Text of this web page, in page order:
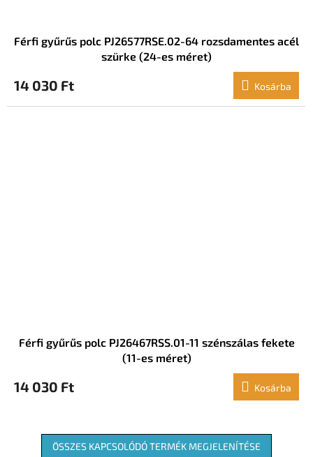
Férfi gyűrűs polc PJ26577RSE.02-64 rozsdamentes acél
szürke (24-es méret)
14 030 Ft Kosárba
Férfi gyűrűs polc PJ26467RSS.01-11 szénszálas fekete
(11-es méret)
14 030 Ft Kosárba
ÖSSZES KAPCSOLÓDÓ TERMÉK MEGJELENÍTÉSE